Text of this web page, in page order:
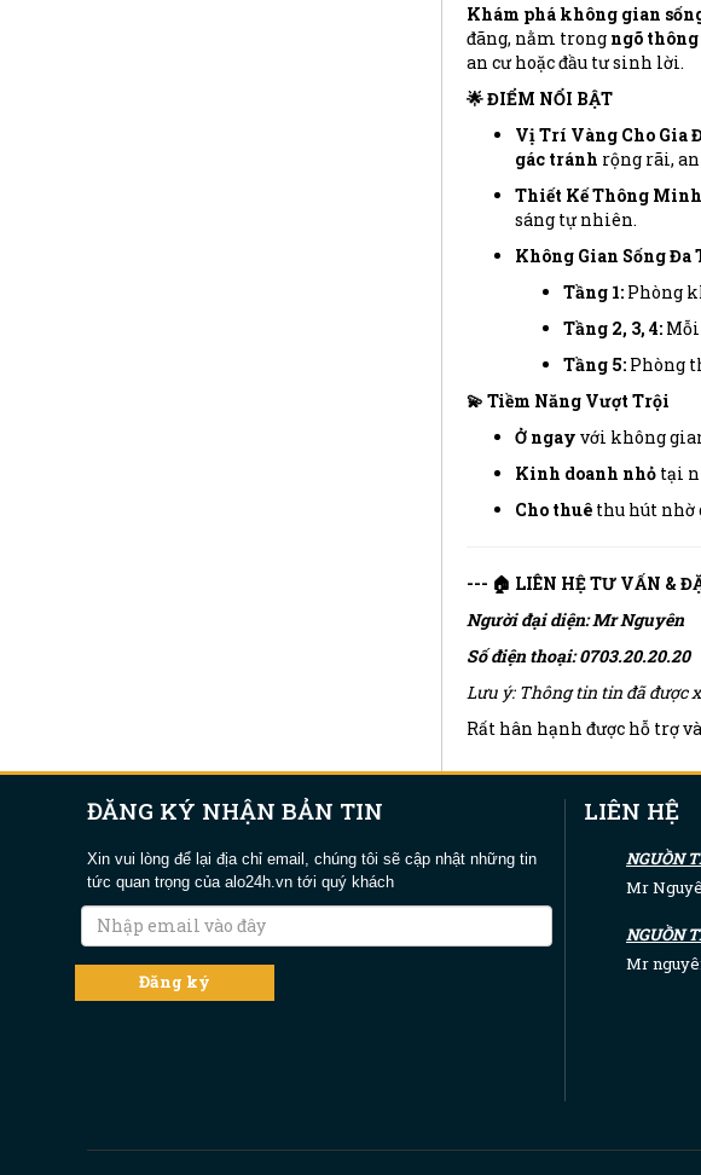
Khám phá không gian
đãng, nằm trong ngõ
an cư hoặc đầu tư sinh lời.
🌟 ĐIỂM NỔI BẬT
Vị Trí Vàng Cho Gia
gác tránh rộng rãi,
Thiết Kế Thông
sáng tự nhiên.
Không Gian Sống Đa
Tầng 1:Phòng
Tầng 2, 3, 4:Mỗi
Tầng 5:Phòng
💫 Tiềm Năng Vượt Trội
Ở ngay với không
Kinh doanh nhỏtại
Cho thuêthu hút nhờ
--- 🏠 LIÊN HỆ TƯ VẤN &
Người đại diện: Mr Nguyên
Số điện thoại: 0703.20.20.20
Lưu ý: Thông tin tin đã được
Rất hân hạnh được hỗ trợ
ĐĂNG KÝ NHẬN BẢN TIN
Xin vui lòng để lại địa chỉ email, chúng tôi sẽ cập nhật những tin
tức quan trọng của alo24h.vn tới quý khách
LIÊN HỆ
NGUỒN
Mr
NGUỒN
Mr